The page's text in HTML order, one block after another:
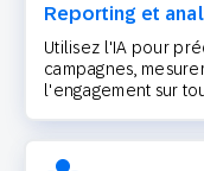
Reporting et
Utilisez l'IA pour
campagnes,
l'engagement sur